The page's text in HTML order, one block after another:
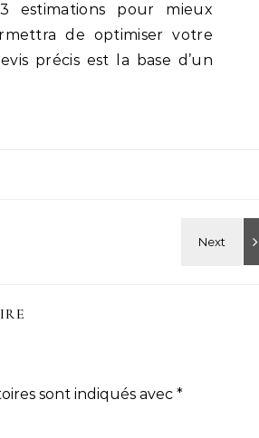
estimations pour mieux
de optimiser votre
précis est la base d’un
sont indiqués avec *